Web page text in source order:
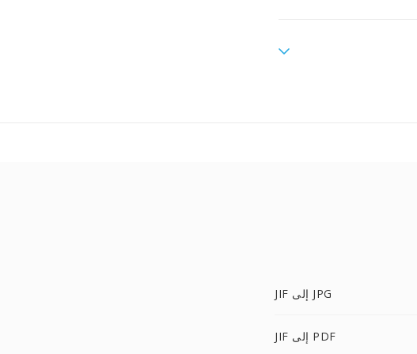
JIF إلى JPG
JIF إلى PDF